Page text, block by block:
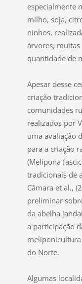
especialmente
milho, soja,
ninhos,
árvores, muitas
quantidade de
Apesar desse
criação
comunidades
realizados por
uma avaliação
para a criação
(Melipona
tradicionais de
Câmara et al.,
preliminar
da abelha
a participação
meliponicultura
do Norte.
Algumas